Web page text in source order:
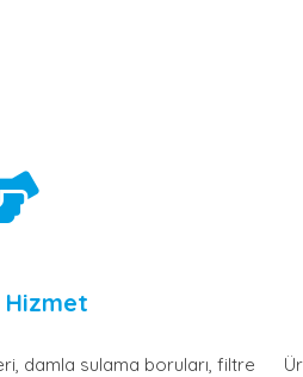
Hizmet
damla sulama boruları, filtre